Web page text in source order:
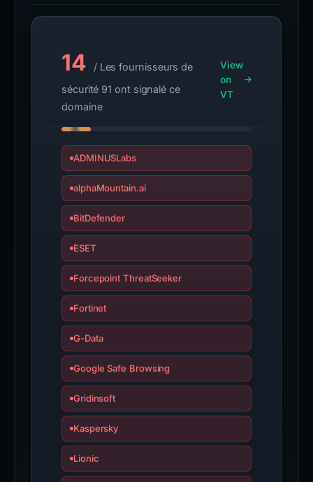
14
/ Les fournisseurs de
sécurité 91 ont signalé ce
domaine
View
on
VT
ADMINUSLabs
alphaMountain.ai
BitDefender
ESET
Forcepoint ThreatSeeker
Fortinet
G-Data
Google Safe Browsing
Gridinsoft
Kaspersky
Lionic